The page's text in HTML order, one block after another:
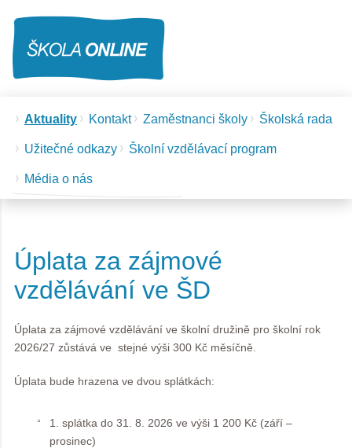
Aktuality Kontakt Zaměstnanci školy Školská rada
Užitečné odkazy Školní vzdělávací program
Média o nás
Úplata za zájmové
vzdělávání ve ŠD
Úplata za zájmové vzdělávání ve školní družině pro školní rok
2026/27 zůstává ve stejné výši 300 Kč měsíčně.
Úplata bude hrazena ve dvou splátkách:
1. splátka do 31. 8. 2026 ve výši 1 200 Kč (září –
prosinec)